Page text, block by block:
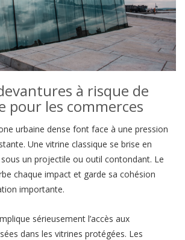
à risque de
pour les commerces
urbaine dense font face à une pression
Une vitrine classique se brise en
un projectile ou outil contondant. Le
chaque impact et garde sa cohésion
importante.
sérieusement l’accès aux
dans les vitrines protégées. Les